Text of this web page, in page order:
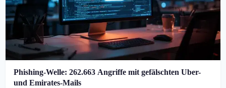
Phishing-Welle: 262.663 Angriffe mit gefälschten Uber-
und Emirates-Mails